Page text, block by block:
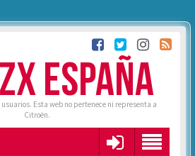
ESPAÑA
Esta web no pertenece ni representa a
Citroën.